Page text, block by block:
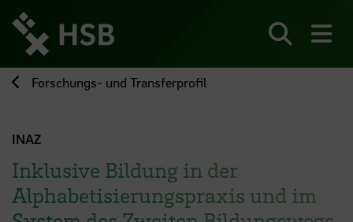
zum
Seiteninhalt
springen
Forschungs- und Transferprofil
INAZ
Inklusive Bildung in der
Alphabetisierungspraxis und im